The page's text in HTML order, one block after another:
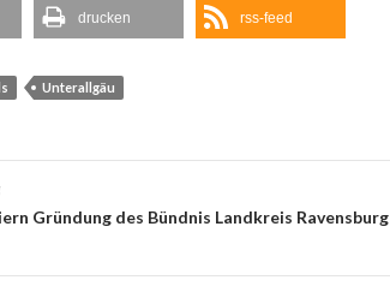
drucken rss-feed
Unterallgäu
Gründung des Bündnis Landkreis Ravensburg